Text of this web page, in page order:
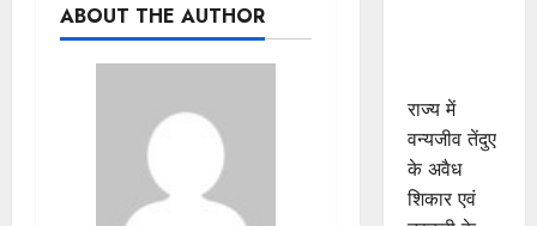
ABOUT THE AUTHOR
राज्य में
वन्यजीव तेंदुए
के अवैध
शिकार एवं